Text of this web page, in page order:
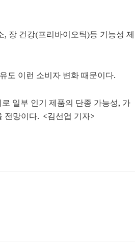
, 장 건강(프리바이오틱)등 기능성 제
도 이런 소비자 변화 때문이다.
일부 인기 제품의 단종 가능성, 가
전망이다. <김선엽 기자>